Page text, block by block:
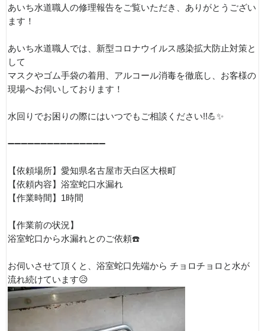
あいち水道職人の修理報告をご覧いただき、ありがとうござい
ます！
あいち水道職人では、新型コロナウイルス感染拡大防止対策と
して
マスクやゴム手袋の着用、アルコール消毒を徹底し、お客様の
現場へお伺いしております！
水回りでお困りの際にはいつでもご相談ください!!💪✨
➖➖➖➖➖➖➖➖➖➖➖➖➖➖➖
【依頼場所】愛知県名古屋市天白区大根町
【依頼内容】浴室蛇口水漏れ
【作業時間】1時間
【作業前の状況】
浴室蛇口から水漏れとのご依頼☎️
お伺いさせて頂くと、浴室蛇口先端から チョロチョロと水が
流れ続けています😥